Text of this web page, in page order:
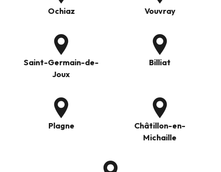
Ochiaz Vouvray
Saint-Germain-de-
Joux
Billiat
Plagne
Châtillon-en-
Michaille